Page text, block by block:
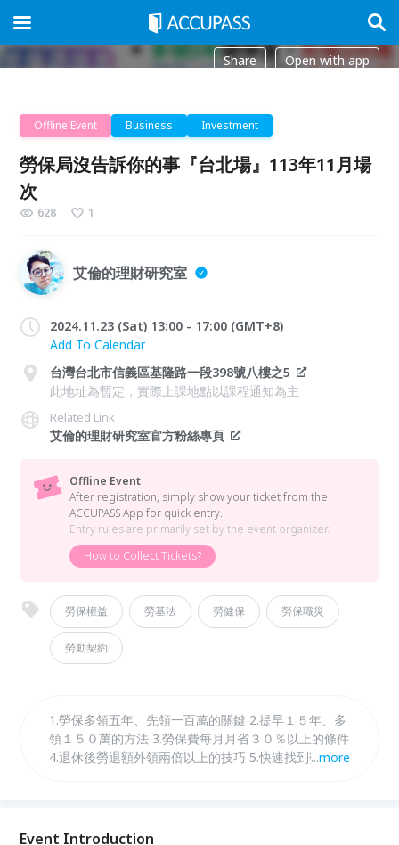
Share Open with app
Offline Event Business Investment
勞保局沒告訴你的事『台北場』113年11月場
次
628 1
艾倫的理財研究室
2024.11.23 (Sat) 13:00 - 17:00 (GMT+8)
Add To Calendar
台灣台北市信義區基隆路一段398號八樓之5
此地址為暫定，實際上課地點以課程通知為主
Related Link
艾倫的理財研究室官方粉絲專頁
Offline Event
After registration, simply show your ticket from the
ACCUPASS App for quick entry.
Entry rules are primarily set by the event organizer.
How to Collect Tickets?
勞保權益 勞基法 勞健保 勞保職災
勞動契約
1.勞保多領五年、先領一百萬的關鍵 2.提早１５年、多
領１５０萬的方法 3.勞保費每月月省３０％以上的條件
4.退休後勞退額外領兩倍以上的技巧 5.快速找到勞保領
...more
Event Introduction